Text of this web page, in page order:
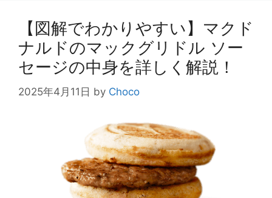
【図解でわかりやすい】マクド
ナルドのマックグリドル ソー
セージの中身を詳しく解説！
2025年4月11日 by Choco